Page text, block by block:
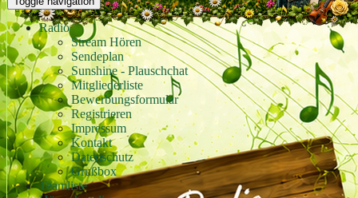
Radio
Stream Hören
Sendeplan
Sunshine - Plauschchat
Mitgliederliste
Bewerbungsformular
Registrieren
Impressum
Kontakt
Datenschutz
Grußbox
Teamliste